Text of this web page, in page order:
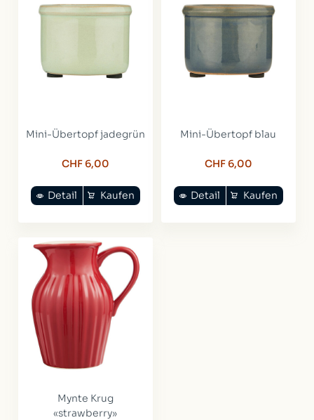
Mini-Übertopf jadegrün
CHF 6,00
Kaufen
Detail
Mini-Übertopf blau
CHF 6,00
Kaufen
Detail
Mynte Krug
«strawberry»